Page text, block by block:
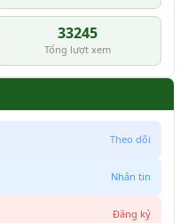
33245
Tổng lượt xem
Theo dõi
Nhắn tin
Đăng ký